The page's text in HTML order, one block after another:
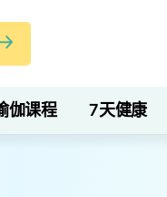
伽课程 7天健康